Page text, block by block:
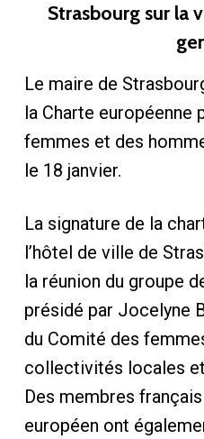
Strasbourg sur la
Le maire de
la Charte européenne
femmes et des
le 18 janvier.
La signature de la
l’hôtel de ville de
la réunion du groupe
présidé par Jocelyne
du Comité des
collectivités locales
Des membres
européen ont